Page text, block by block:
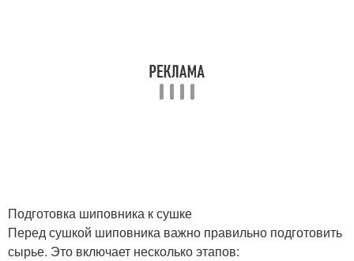
Подготовка шиповника к сушке
Перед сушкой шиповника важно правильно подготовить
сырье. Это включает несколько этапов: